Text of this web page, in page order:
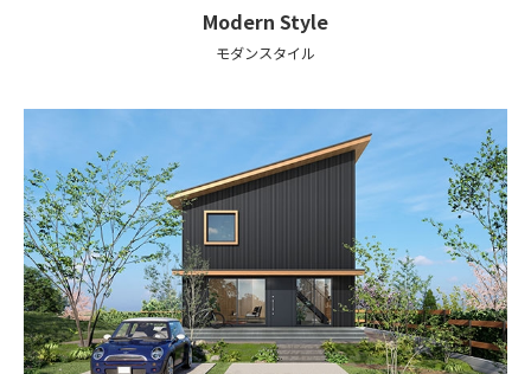
Modern Style
モダンスタイル